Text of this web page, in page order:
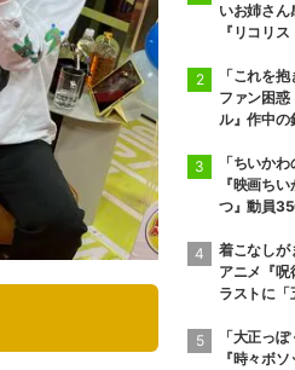
いお姉さん
『リコリ
「これを
ファン困惑
ル』作中の
「ちいか
『映画ち
つ』動員
着こなしが
アニメ『呪
ラストに「
「大正っ
『時々ボ